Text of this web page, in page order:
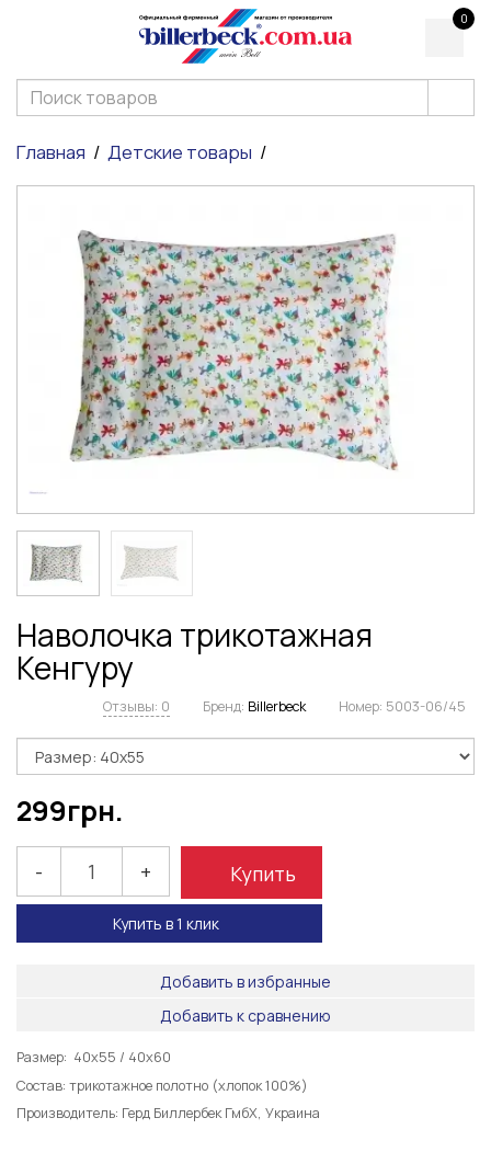
0
Главная Детские товары
Наволочка трикотажная
Кенгуру
Отзывы: 0 Бренд: Billerbeck Номер: 5003-06/45
299грн.
- + Купить
Купить в 1 клик
Добавить в избранные
Добавить к сравнению
Размер: 40х55 / 40х60
Состав: трикотажное полотно (хлопок 100%)
Производитель: Герд Биллербек ГмбХ, Украина